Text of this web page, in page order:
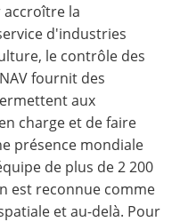
la
d'industries
le contrôle des
fournit des
aux
charge et de faire
présence mondiale
de plus de 2 200
est reconnue comme
et au-delà. Pour